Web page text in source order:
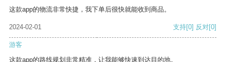
这款app的物流非常快捷，我下单后很快就能收到商品。
2024-02-01 支持[0] 反对[0]
游客
这款app的路线规划非常精准，让我能够快速到达目的地。